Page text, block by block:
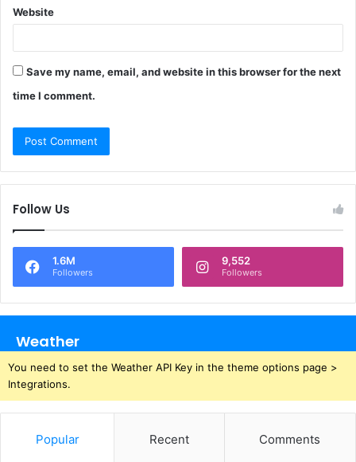
Website
Save my name, email, and website in this browser for the next
time I comment.
Follow Us
1.6M
Followers
9,552
Followers
Weather
You need to set the Weather API Key in the theme options page >
Integrations.
Popular Recent Comments